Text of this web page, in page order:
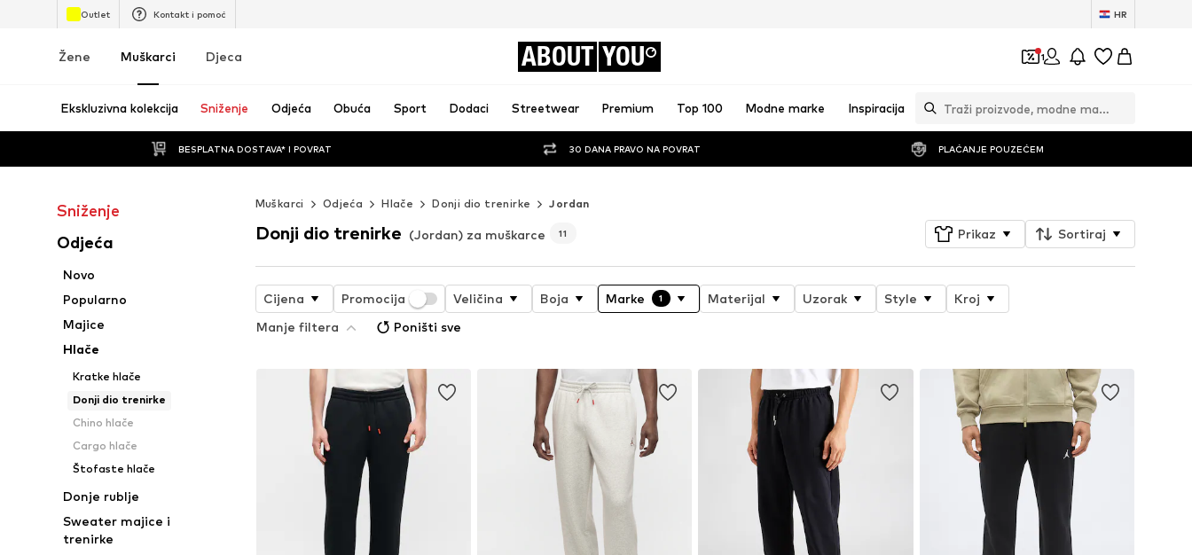
Outlet Kontakt i pomoć HR
Žene Muškarci Djeca ABOUT YOU 1
Ekskluzivna kolekcija Sniženje Odjeća Obuća Sport Dodaci Streetwear Premium Top 100 Modne marke Inspiracija
BESPLATNA DOSTAVA* I POVRAT 30 DANA PRAVO NA POVRAT PLAĆANJE POUZEĆEM
Sniženje
Odjeća
Novo
Popularno
Majice
Hlače
Kratke hlače
Donji dio trenirke
Chino hlače
Cargo hlače
Štofaste hlače
Donje rublje
Sweater majice i
trenirke
Muškarci Odjeća Hlače Donji dio trenirke Jordan
Donji dio trenirke (Jordan) za muškarce 11 Prikaz Sortiraj
Cijena Promocija Veličina Boja Marke 1 Materijal Uzorak Style
Kroj
Manje filtera
Poništi sve